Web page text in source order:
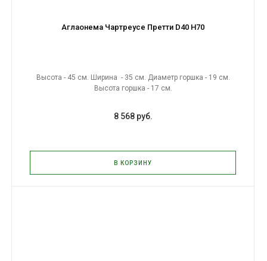
Аглаонема Чартреусе Претти D40 H70
Высота - 45 см. Ширина - 35 см. Диаметр горшка - 19 см.
Высота горшка - 17 см.
8 568 руб.
В КОРЗИНУ